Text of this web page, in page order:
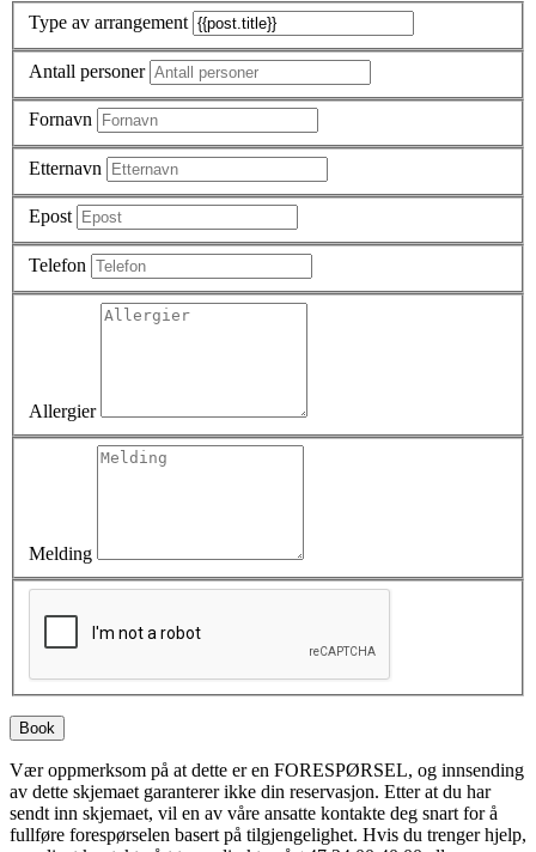
Type av arrangement
Antall personer
Fornavn
Etternavn
Epost
Telefon
Allergier
Melding
Book
Vær oppmerksom på at dette er en FORESPØRSEL, og innsending
av dette skjemaet garanterer ikke din reservasjon. Etter at du har
sendt inn skjemaet, vil en av våre ansatte kontakte deg snart for å
fullføre forespørselen basert på tilgjengelighet. Hvis du trenger hjelp,